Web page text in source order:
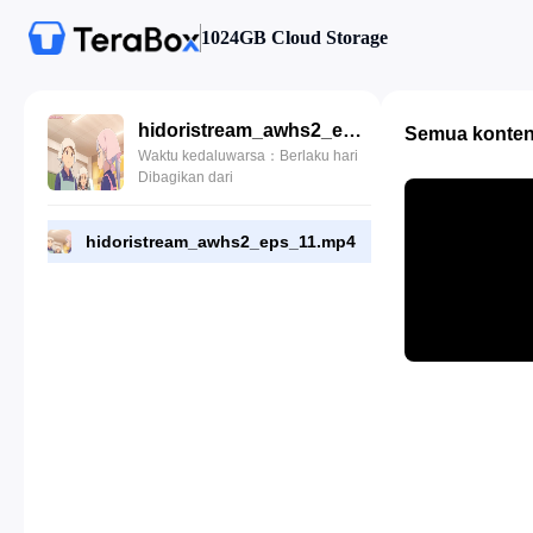
1024GB Cloud Storage
hidoristream_awhs2_eps_11.mp4
Waktu kedaluwarsa：Berlaku hari
Dibagikan dari
hidoristream_awhs2_eps_11.mp4
Semua